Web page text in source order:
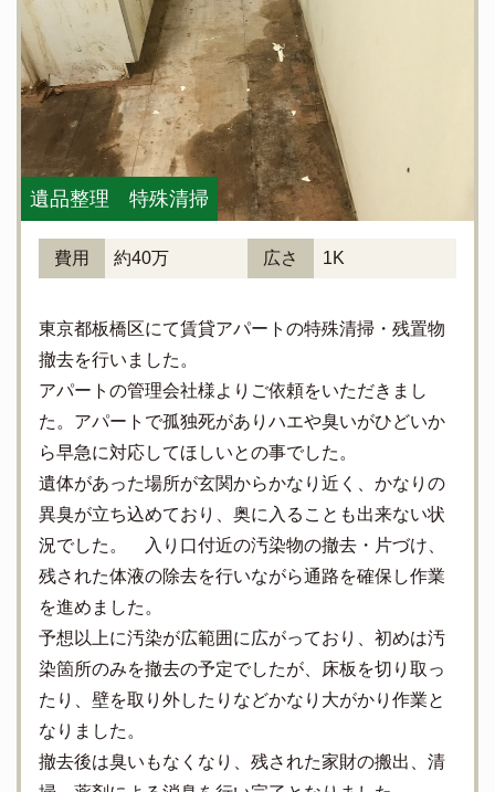
遺品整理 特殊清掃
費用 約40万 広さ 1K
東京都板橋区にて賃貸アパートの特殊清掃・残置物
撤去を行いました。
アパートの管理会社様よりご依頼をいただきまし
た。アパートで孤独死がありハエや臭いがひどいか
ら早急に対応してほしいとの事でした。
遺体があった場所が玄関からかなり近く、かなりの
異臭が立ち込めており、奥に入ることも出来ない状
況でした。 入り口付近の汚染物の撤去・片づけ、
残された体液の除去を行いながら通路を確保し作業
を進めました。
予想以上に汚染が広範囲に広がっており、初めは汚
染箇所のみを撤去の予定でしたが、床板を切り取っ
たり、壁を取り外したりなどかなり大がかり作業と
なりました。
撤去後は臭いもなくなり、残された家財の搬出、清